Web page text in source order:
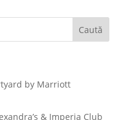
by Marriott
& Imperia Club